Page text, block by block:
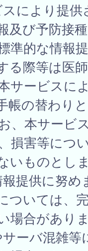
により提供
及び予防接
準的な情報
る際等は医
サービスに
帳の替わり
、本サービ
損害等につ
いものとしま
提供に努め
ついては、
場合がありま
ーバ混雑等